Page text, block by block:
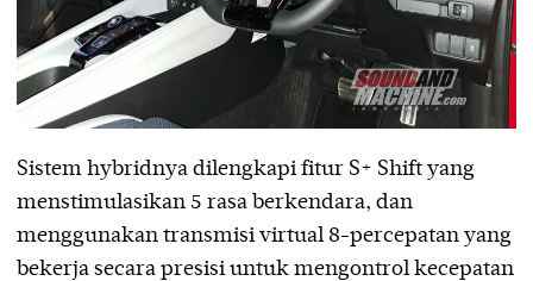
Sistem hybridnya dilengkapi fitur S+ Shift yang
menstimulasikan 5 rasa berkendara, dan
menggunakan transmisi virtual 8-percepatan yang
bekerja secara presisi untuk mengontrol kecepatan